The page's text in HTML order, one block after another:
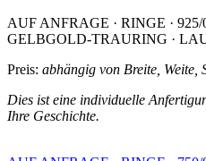
AUF ANFRAGE · RINGE ·
GELBGOLD-TRAURING ·
Preis: abhängig von Breite, Weite,
Dies ist eine individuelle
Ihre Geschichte.